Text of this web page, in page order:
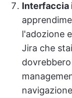
Interfaccia
l'adozione
Jira che